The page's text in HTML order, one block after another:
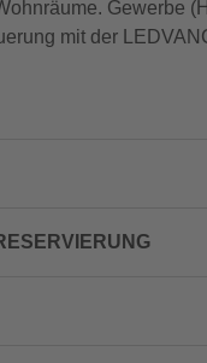
Gewerbe
mit der